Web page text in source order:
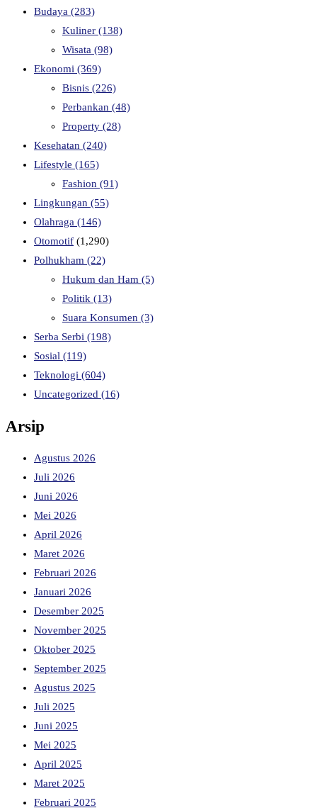
Budaya (283)
Kuliner (138)
Wisata (98)
Ekonomi (369)
Bisnis (226)
Perbankan (48)
Property (28)
Kesehatan (240)
Lifestyle (165)
Fashion (91)
Lingkungan (55)
Olahraga (146)
Otomotif (1,290)
Polhukham (22)
Hukum dan Ham (5)
Politik (13)
Suara Konsumen (3)
Serba Serbi (198)
Sosial (119)
Teknologi (604)
Uncategorized (16)
Arsip
Agustus 2026
Juli 2026
Juni 2026
Mei 2026
April 2026
Maret 2026
Februari 2026
Januari 2026
Desember 2025
November 2025
Oktober 2025
September 2025
Agustus 2025
Juli 2025
Juni 2025
Mei 2025
April 2025
Maret 2025
Februari 2025